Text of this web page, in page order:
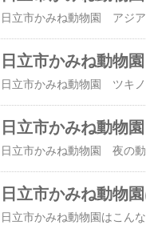
日立市かみね動物
日立市かみね動物
日立市かみね動物